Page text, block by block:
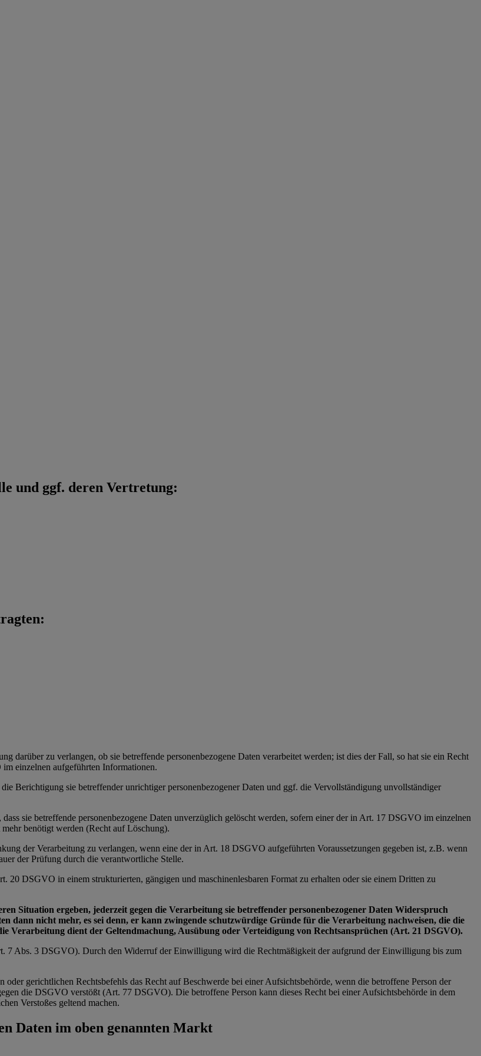
und ggf. deren Vertretung:
darüber zu verlangen, ob sie betreffende personenbezogene Daten verarbeitet werden; ist dies der Fall, so hat sie ein Recht
einzelnen aufgeführten Informationen.
Berichtigung sie betreffender unrichtiger personenbezogener Daten und ggf. die Vervollständigung unvollständiger
sie betreffende personenbezogene Daten unverzüglich gelöscht werden, sofern einer der in Art. 17 DSGVO im einzelnen
benötigt werden (Recht auf Löschung).
der Verarbeitung zu verlangen, wenn eine der in Art. 18 DSGVO aufgeführten Voraussetzungen gegeben ist, z.B. wenn
der Prüfung durch die verantwortliche Stelle.
20 DSGVO in einem strukturierten, gängigen und maschinenlesbaren Format zu erhalten oder sie einem Dritten zu
Situation ergeben, jederzeit gegen die Verarbeitung sie betreffender personenbezogener Daten Widerspruch
dann nicht mehr, es sei denn, er kann zwingende schutzwürdige Gründe für die Verarbeitung nachweisen, die die
Verarbeitung dient der Geltendmachung, Ausübung oder Verteidigung von Rechtsansprüchen (Art. 21 DSGVO).
7 Abs. 3 DSGVO). Durch den Widerruf der Einwilligung wird die Rechtmäßigkeit der aufgrund der Einwilligung bis zum
gerichtlichen Rechtsbefehls das Recht auf Beschwerde bei einer Aufsichtsbehörde, wenn die betroffene Person der
die DSGVO verstößt (Art. 77 DSGVO). Die betroffene Person kann dieses Recht bei einer Aufsichtsbehörde in dem
Verstoßes geltend machen.
Daten im oben genannten Markt